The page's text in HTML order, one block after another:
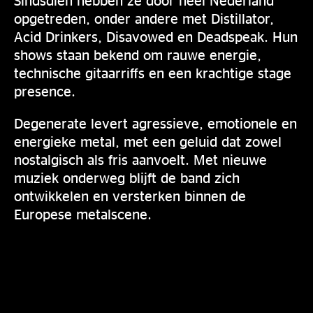
opgetreden, onder andere met Distillator,
Acid Drinkers, Disavowed en Deadspeak. Hun
shows staan bekend om rauwe energie,
technische gitaarriffs en een krachtige stage
presence.
Degenerate levert agressieve, emotionele en
energieke metal, met een geluid dat zowel
nostalgisch als fris aanvoelt. Met nieuwe
muziek onderweg blijft de band zich
ontwikkelen en versterken binnen de
Europese metalscene.